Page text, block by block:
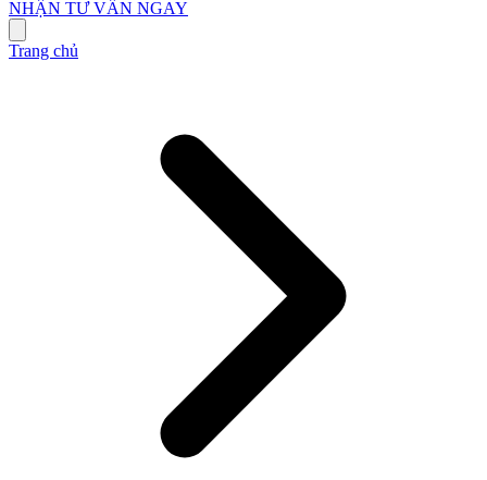
NHẬN TƯ VẤN NGAY
Trang chủ